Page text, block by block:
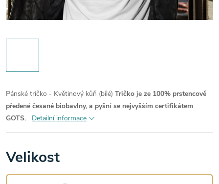
Pánské tričko - Květinový kůň (bílé) Tričko je ze 100% prstencově
předené česané biobavlny, a pyšní se nejvyšším certifikátem
GOTS.
Detailní informace
Velikost